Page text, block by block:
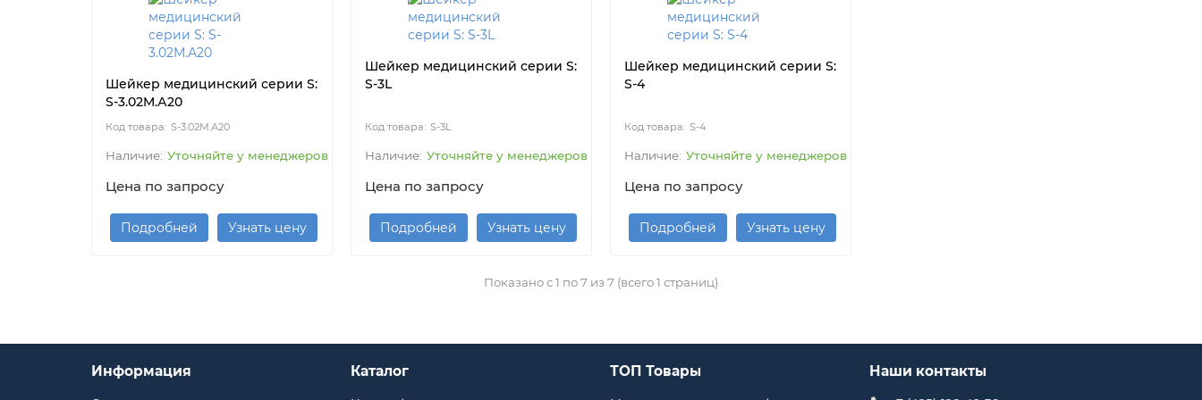
Шейкер медицинский серии S:
S-3.02M.А20
S-3.02M.А20
Уточняйте у менеджеров
Цена по запросу
Подробней Узнать цену
Шейкер медицинский серии S:
S-3L
S-3L
Уточняйте у менеджеров
Цена по запросу
Подробней Узнать цену
Шейкер медицинский серии S:
S-4
S-4
Уточняйте у менеджеров
Цена по запросу
Подробней Узнать цену
Показано с 1 по 7 из 7 (всего 1 страниц)
Информация Каталог ТОП Товары Наши контакты